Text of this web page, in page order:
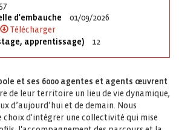
d'embauche
01/09/2026
Télécharger
apprentissage)
12
et ses 6000 agentes et agents œuvrent
de leur territoire un lieu de vie dynamique,
d’aujourd’hui et de demain. Nous
choix d'intégrer une collectivité qui mise